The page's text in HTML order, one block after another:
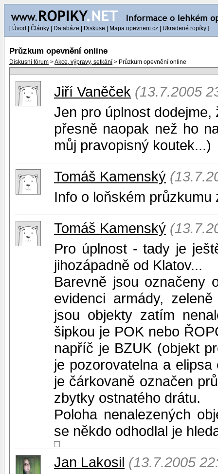
[ Úvod Články Databáze Diskuse Mapa.opevneni.cz Ukradené ropíky ]
Průzkum opevnění online
Diskusní fórum >Akce, výpravy, setkání > Průzkum opevnění online
Jiří Vaněček (13.7.2005
Jen pro úplnost
přesně naopak než ho
můj pravopisný koutek...)
Tomáš Kamenský
Info o loňském
Tomáš Kamenský
Pro úplnost - tady je
jihozápadně od Klatov...
Barevně jsou označeny
evidenci armády,
jsou objekty zatím
šipkou je POK nebo
napříč je BZUK (objekt
je pozorovatelna a
je čárkovaně označen
zbytky ostnatého drátu.
Poloha nenalezených
se někdo odhodlal je
Jan Lakosil (13.7.2005